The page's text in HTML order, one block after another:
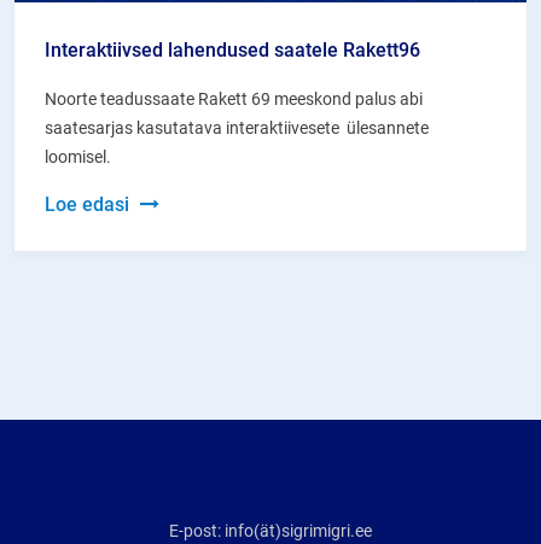
Interaktiivsed lahendused saatele Rakett96
Noorte teadussaate Rakett 69 meeskond palus abi
saatesarjas kasutatava interaktiivesete ülesannete
loomisel.
Loe edasi
Interaktiivsed
E-post: info(ät)sigrimigri.ee